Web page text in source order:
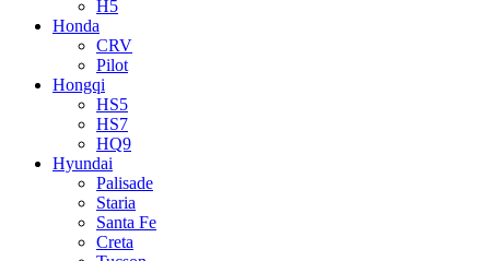
H5
Honda
CRV
Pilot
Hongqi
HS5
HS7
HQ9
Hyundai
Palisade
Staria
Santa Fe
Creta